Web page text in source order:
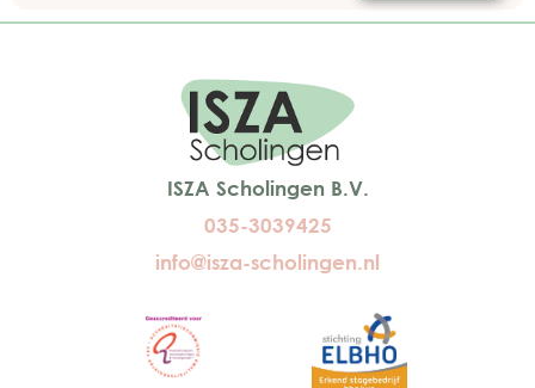
ISZA Scholingen B.V.
035-3039425
info@isza-scholingen.nl